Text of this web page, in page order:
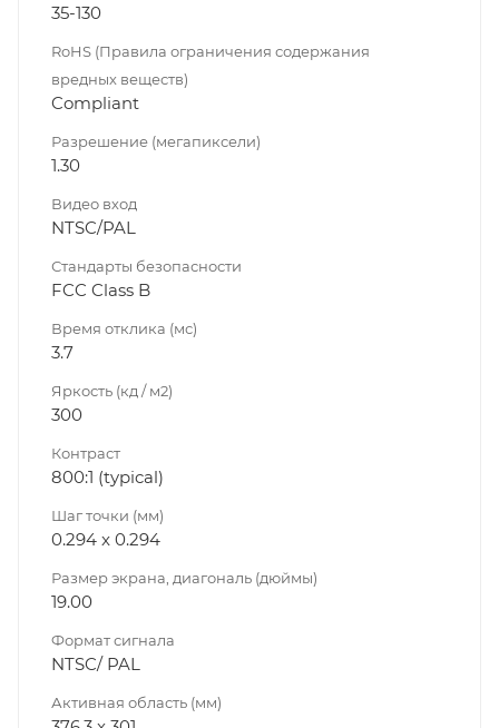
35-130
RoHS (Правила ограничения содержания
вредных веществ)
Compliant
Разрешение (мегапиксели)
1.30
Видео вход
NTSC/PAL
Стандарты безопасности
FCC Class B
Время отклика (мс)
3.7
Яркость (кд / м2)
300
Контраст
800:1 (typical)
Шаг точки (мм)
0.294 x 0.294
Размер экрана, диагональ (дюймы)
19.00
Формат сигнала
NTSC/ PAL
Активная область (мм)